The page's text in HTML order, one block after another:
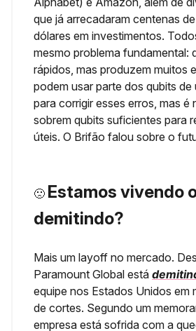
que já arrecadaram centenas
dólares em investimentos.
mesmo problema fundamental:
rápidos, mas produzem muitos
podem usar parte dos qubits de
para corrigir esses erros, mas é
sobrem qubits suficientes para
úteis. O Brifão falou sobre o
🙁 Estamos vivendo
demitindo?
Mais um layoff no mercado.
Paramount Global está
equipe nos Estados Unidos em
de cortes. Segundo um
empresa está sofrida com a